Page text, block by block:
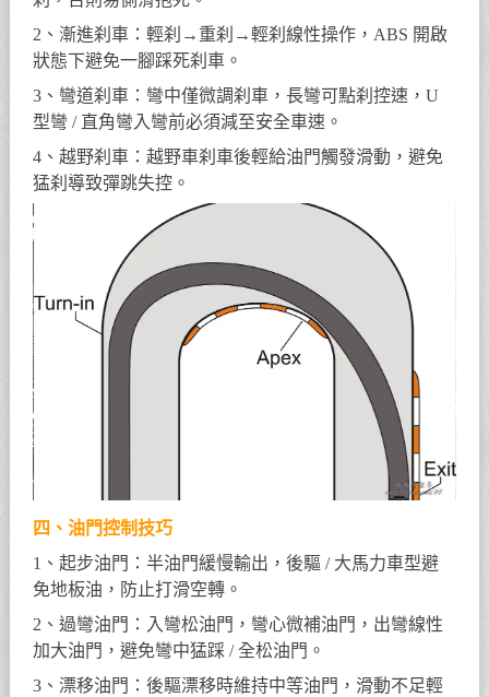
2、漸進刹車：輕刹→重刹→輕刹線性操作，ABS 開啟
狀態下避免一腳踩死刹車。
3、彎道刹車：彎中僅微調刹車，長彎可點刹控速，U
型彎 / 直角彎入彎前必須減至安全車速。
4、越野刹車：越野車刹車後輕給油門觸發滑動，避免
猛刹導致彈跳失控。
四、油門控制技巧
1、起步油門：半油門緩慢輸出，後驅 / 大馬力車型避
免地板油，防止打滑空轉。
2、過彎油門：入彎松油門，彎心微補油門，出彎線性
加大油門，避免彎中猛踩 / 全松油門。
3、漂移油門：後驅漂移時維持中等油門，滑動不足輕